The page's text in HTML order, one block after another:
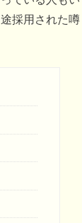
採用された噂